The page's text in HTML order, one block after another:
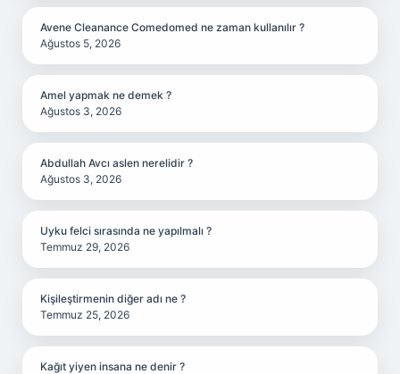
Avene Cleanance Comedomed ne zaman kullanılır ?
Ağustos 5, 2026
Amel yapmak ne demek ?
Ağustos 3, 2026
Abdullah Avcı aslen nerelidir ?
Ağustos 3, 2026
Uyku felci sırasında ne yapılmalı ?
Temmuz 29, 2026
Kişileştirmenin diğer adı ne ?
Temmuz 25, 2026
Kağıt yiyen insana ne denir ?